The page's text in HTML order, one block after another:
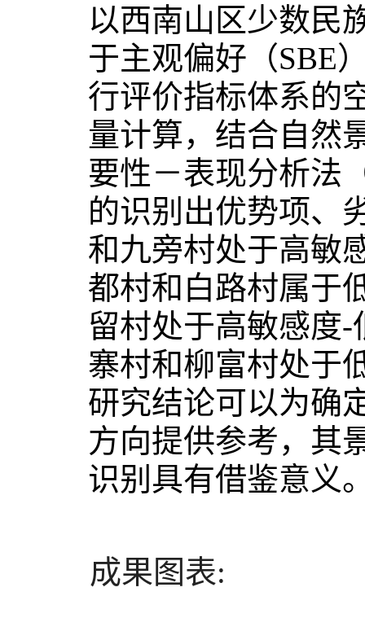
以西南山区少数民
于主观偏好（SBE
行评价指标体系的
量计算，结合自然
要性－表现分析法
的识别出优势项、
和九旁村处于高敏
都村和白路村属于
留村处于高敏感度-
寨村和柳富村处于
研究结论可以为确
方向提供参考，其
识别具有借鉴意义
成果图表: